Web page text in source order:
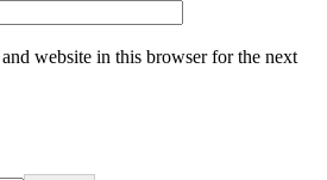
website in this browser for the next